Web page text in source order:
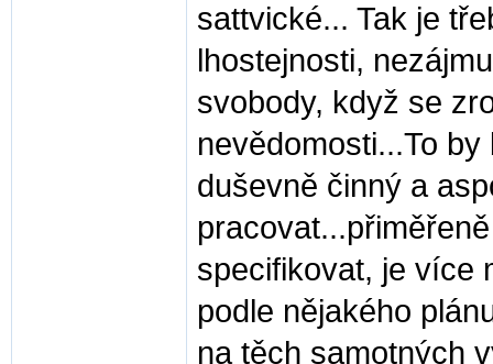
sattvické... Tak je
lhostejnosti,
svobody, když se
nevědomosti...To
duševně činný a
specifikovat, je více
podle nějakého
na těch samotných